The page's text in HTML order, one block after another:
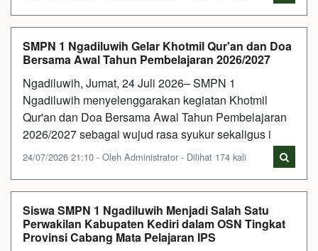
SMPN 1 Ngadiluwih Gelar Khotmil Qur'an dan Doa
Bersama Awal Tahun Pembelajaran 2026/2027
Ngadiluwih, Jumat, 24 Juli 2026– SMPN 1
Ngadiluwih menyelenggarakan kegiatan Khotmil
Qur'an dan Doa Bersama Awal Tahun Pembelajaran
2026/2027 sebagai wujud rasa syukur sekaligus i
24/07/2026 21:10 - Oleh Administrator - Dilihat 174 kali
Siswa SMPN 1 Ngadiluwih Menjadi Salah Satu
Perwakilan Kabupaten Kediri dalam OSN Tingkat
Provinsi Cabang Mata Pelajaran IPS